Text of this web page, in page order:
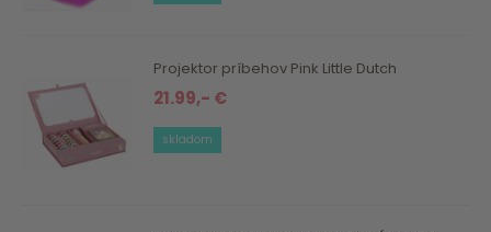
Projektor príbehov Pink Little Dutch
21.99,- €
skladom